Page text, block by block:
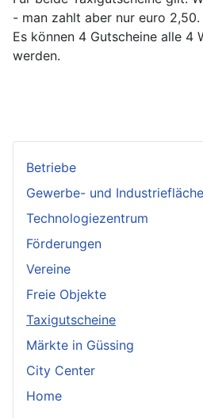
Betriebe
Gewerbe- und
Technologiezentrum
Förderungen
Vereine
Freie Objekte
Taxigutscheine
Märkte in Güssing
City Center
Home
- man zahlt aber nur euro 2,50.
Es können 4 Gutscheine alle 4
werden.